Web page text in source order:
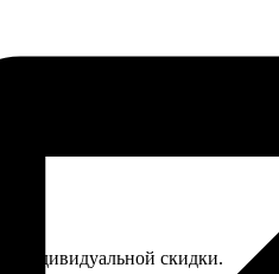
индивидуальной скидки.